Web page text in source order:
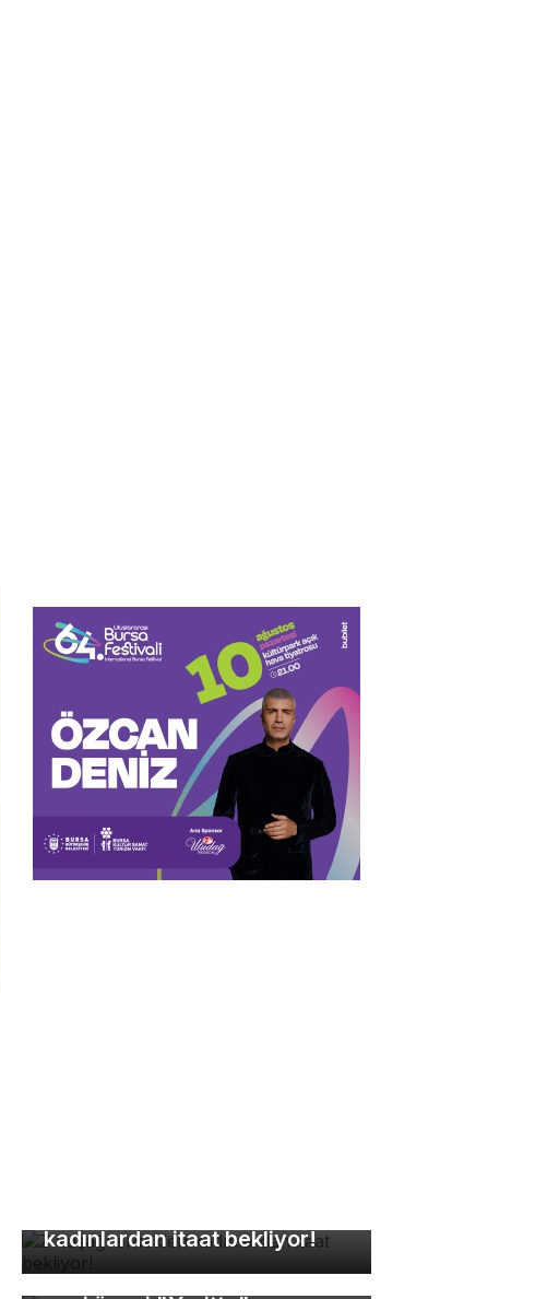
kadınlardan itaat bekliyor!
Bursa Hayvanat Bahçesi'nin